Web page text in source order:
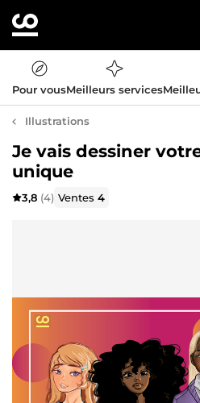
Pour vousMeilleurs services
Illustrations
Je vais dessiner
unique
3,8 (4) Ventes4